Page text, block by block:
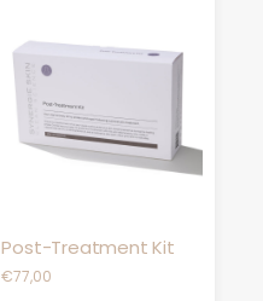
Post-Treatment Kit
€77,00